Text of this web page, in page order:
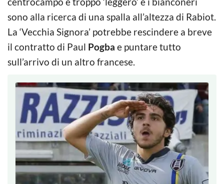
sono alla ricerca di una spalla all’altezza di Rabiot.
La ‘Vecchia Signora’ potrebbe rescindere a breve
il contratto di Paul Pogba e puntare tutto
sull’arrivo di un altro francese.